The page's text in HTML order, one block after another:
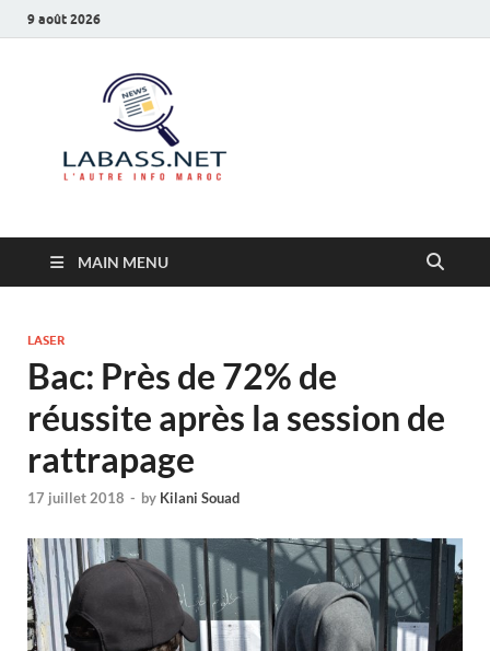
9 août 2026
MAIN MENU
LASER
Bac: Près de 72% de
réussite après la session de
rattrapage
17 juillet 2018 - by Kilani Souad